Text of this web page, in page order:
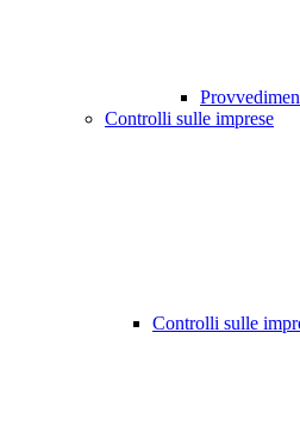
Controlli sulle imprese
Controlli sulle